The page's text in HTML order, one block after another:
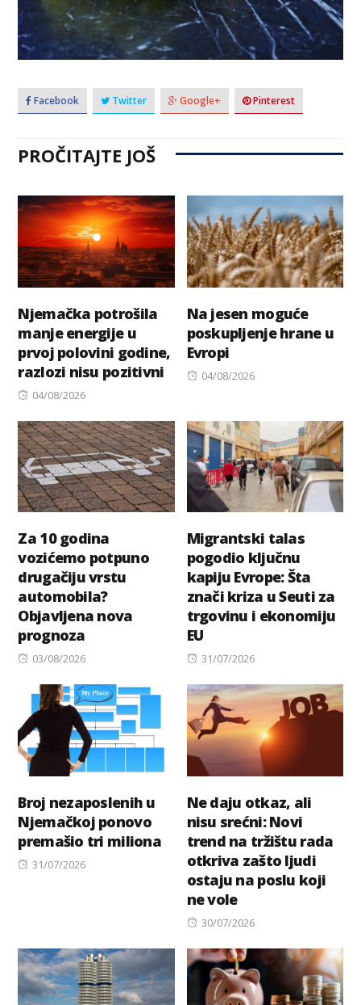
Facebook Twitter Google+ Pinterest
PROČITAJTE JOŠ
Njemačka potrošila
manje energije u
prvoj polovini godine,
razlozi nisu pozitivni
Posted
04/08/2026
Na jesen moguće
poskupljenje hrane u
Evropi
Posted
04/08/2026
Za 10 godina
vozićemo potpuno
drugačiju vrstu
automobila?
Objavljena nova
prognoza
Posted
03/08/2026
Migrantski talas
pogodio ključnu
kapiju Evrope: Šta
znači kriza u Seuti za
trgovinu i ekonomiju
EU
Posted
31/07/2026
Broj nezaposlenih u
Njemačkoj ponovo
premašio tri miliona
Posted
31/07/2026
Ne daju otkaz, ali
nisu srećni: Novi
trend na tržištu rada
otkriva zašto ljudi
ostaju na poslu koji
ne vole
Posted
30/07/2026